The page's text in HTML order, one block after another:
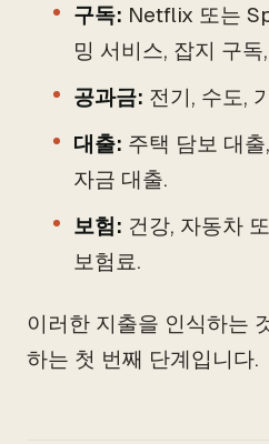
구독: Netflix 또는
밍 서비스, 잡지 구
공과금: 전기, 수도,
대출: 주택 담보 대
자금 대출.
보험: 건강, 자동차
보험료.
이러한 지출을 인식하는
하는 첫 번째 단계입니다.